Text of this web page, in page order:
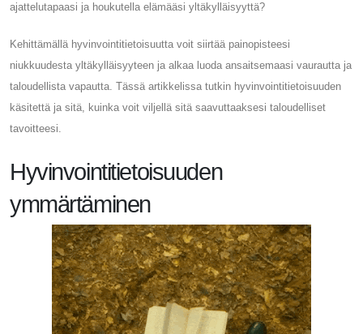
ajattelutapaasi ja houkutella elämääsi yltäkylläisyyttä?
Kehittämällä hyvinvointitietoisuutta voit siirtää painopisteesi
niukkuudesta yltäkylläisyyteen ja alkaa luoda ansaitsemaasi vaurautta ja
taloudellista vapautta. Tässä artikkelissa tutkin hyvinvointitietoisuuden
käsitettä ja sitä, kuinka voit viljellä sitä saavuttaaksesi taloudelliset
tavoitteesi.
Hyvinvointitietoisuuden
ymmärtäminen